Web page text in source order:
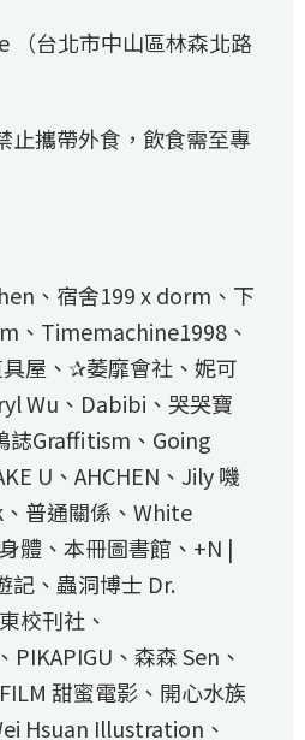
（台北市中山區林森北路
止攜帶外食，飲食需至專
、宿舍199 x dorm、下
、Timemachine1998、
具屋、✰萎靡會社、妮可
Wu、Dabibi、哭哭寶
誌Graffitism、Going
U、AHCHEN、Jily 嘰
普通關係、White
體、本冊圖書館、+N |
記、蟲洞博士 Dr.
校刊社、
PIKAPIGU、森森 Sen、
甜蜜電影、開心水族
Hsuan Illustration、